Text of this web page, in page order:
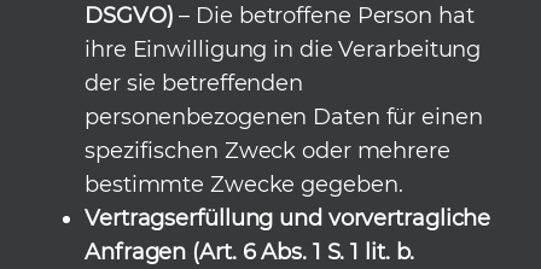
DSGVO) – Die betroffene Person hat
ihre Einwilligung in die Verarbeitung
der sie betreffenden
personenbezogenen Daten für einen
spezifischen Zweck oder mehrere
bestimmte Zwecke gegeben.
Vertragserfüllung und vorvertragliche
Anfragen (Art. 6 Abs. 1 S. 1 lit. b.